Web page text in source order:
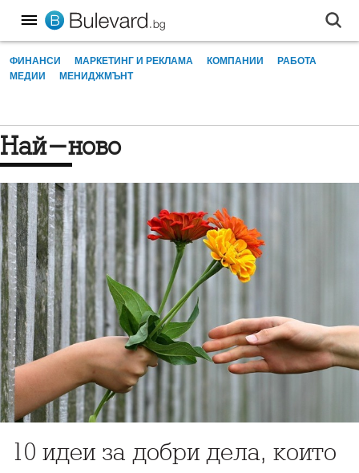
ФИНАНСИ МАРКЕТИНГ И РЕКЛАМА КОМПАНИИ
РАБОТА
МЕДИИ
МЕНИДЖМЪНТ
Най-ново
10 идеи за добри дела, които